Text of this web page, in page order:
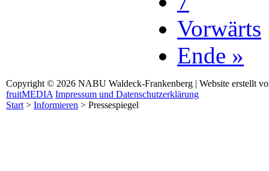
Vorwärts
Ende »
Copyright © 2026 NABU Waldeck-Frankenberg | Website erstellt
fruitMEDIA Impressum und Datenschutzerklärung
Start> Informieren > Pressespiegel